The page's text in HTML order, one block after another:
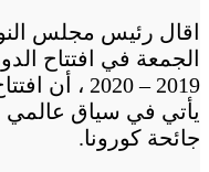
اقال رئيس مجلس
الجمعة في افتتاح
2019 – 2020
يأتي في سياق
جائحة كورونا.